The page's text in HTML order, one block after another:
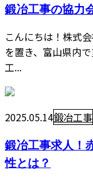
鍛冶工事の協力
こんにちは！株式
を置き、富山県内
工...
2025.05.14鍛冶工事
鍛冶工事求人！
性とは？